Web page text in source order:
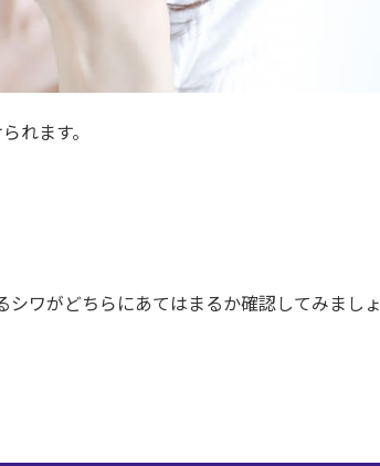
れます。
ワがどちらにあてはまるか確認してみましょ